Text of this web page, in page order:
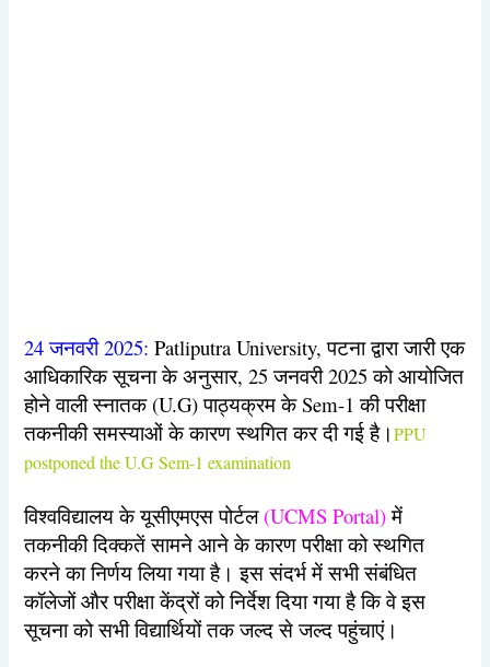
24 जनवरी 2025: Patliputra University, पटना द्वारा जारी एक
आधिकारिक सूचना के अनुसार, 25 जनवरी 2025 को आयोजित
होने वाली स्नातक (U.G) पाठ्यक्रम के Sem-1 की परीक्षा
तकनीकी समस्याओं के कारण स्थगित कर दी गई है।PPU
postponed the U.G Sem-1 examination
विश्वविद्यालय के यूसीएमएस पोर्टल (UCMS Portal)में
तकनीकी दिक्कतें सामने आने के कारण परीक्षा को स्थगित
करने का निर्णय लिया गया है। इस संदर्भ में सभी संबंधित
कॉलेजों और परीक्षा केंद्रों को निर्देश दिया गया है कि वे इस
सूचना को सभी विद्यार्थियों तक जल्द से जल्द पहुंचाएं।